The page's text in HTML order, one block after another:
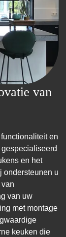
van
en
en het
ondersteunen u
van uw
met montage
keuken die